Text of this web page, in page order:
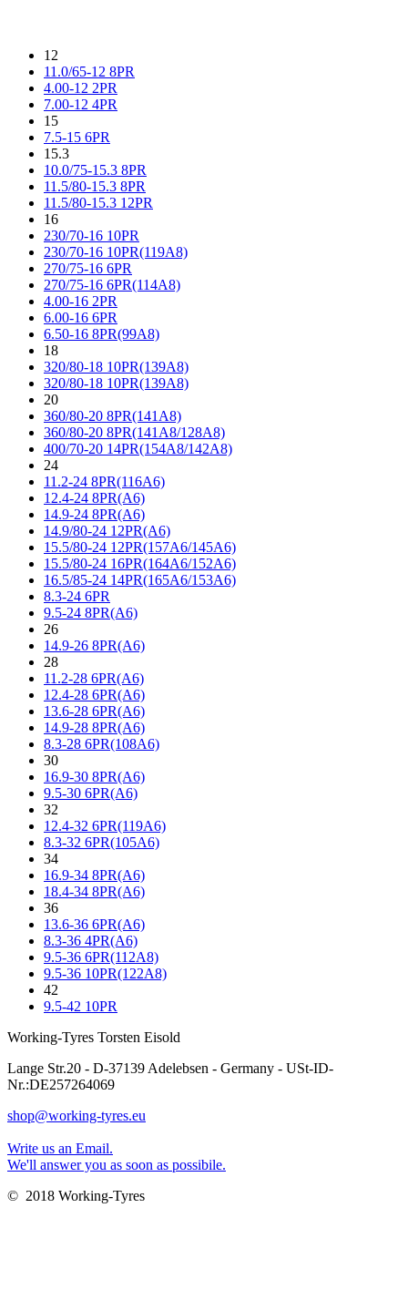
12
11.0/65-12 8PR
4.00-12 2PR
7.00-12 4PR
15
7.5-15 6PR
15.3
10.0/75-15.3 8PR
11.5/80-15.3 8PR
11.5/80-15.3 12PR
16
230/70-16 10PR
230/70-16 10PR(119A8)
270/75-16 6PR
270/75-16 6PR(114A8)
4.00-16 2PR
6.00-16 6PR
6.50-16 8PR(99A8)
18
320/80-18 10PR(139A8)
320/80-18 10PR(139A8)
20
360/80-20 8PR(141A8)
360/80-20 8PR(141A8/128A8)
400/70-20 14PR(154A8/142A8)
24
11.2-24 8PR(116A6)
12.4-24 8PR(A6)
14.9-24 8PR(A6)
14.9/80-24 12PR(A6)
15.5/80-24 12PR(157A6/145A6)
15.5/80-24 16PR(164A6/152A6)
16.5/85-24 14PR(165A6/153A6)
8.3-24 6PR
9.5-24 8PR(A6)
26
14.9-26 8PR(A6)
28
11.2-28 6PR(A6)
12.4-28 6PR(A6)
13.6-28 6PR(A6)
14.9-28 8PR(A6)
8.3-28 6PR(108A6)
30
16.9-30 8PR(A6)
9.5-30 6PR(A6)
32
12.4-32 6PR(119A6)
8.3-32 6PR(105A6)
34
16.9-34 8PR(A6)
18.4-34 8PR(A6)
36
13.6-36 6PR(A6)
8.3-36 4PR(A6)
9.5-36 6PR(112A8)
9.5-36 10PR(122A8)
42
9.5-42 10PR
Working-Tyres Torsten Eisold
Lange Str.20 - D-37139 Adelebsen - Germany - USt-ID-
Nr.:DE257264069
shop@working-tyres.eu
Write us an Email.
We'll answer you as soon as possibile.
© 2018 Working-Tyres